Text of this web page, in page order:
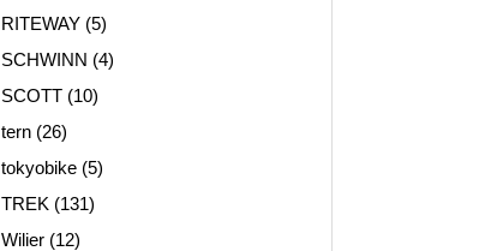
RITEWAY (5)
SCHWINN (4)
SCOTT (10)
tern (26)
tokyobike (5)
TREK (131)
Wilier (12)